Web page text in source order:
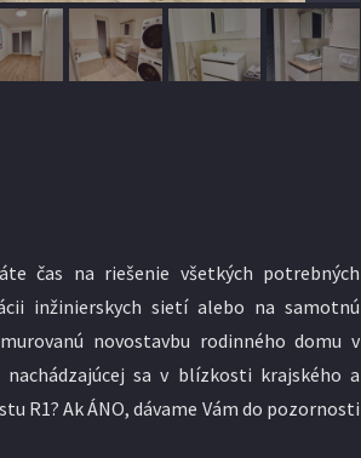
čas na riešenie všetkých potrebných
inžinierskych sietí alebo na samotnú
novostavbu rodinného domu v
sa v blízkosti krajského a
R1? Ak ÁNO, dávame Vám do pozornosti